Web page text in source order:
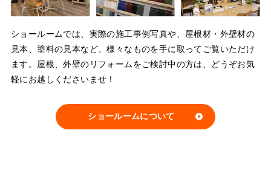
ショールームでは、実際の施工事例写真や、屋根材・外壁材の
見本、塗料の見本など、様々なものを手に取ってご覧いただけ
ます。屋根、外壁のリフォームをご検討中の方は、どうぞお気
軽にお越しくださいませ！
ショールームについて